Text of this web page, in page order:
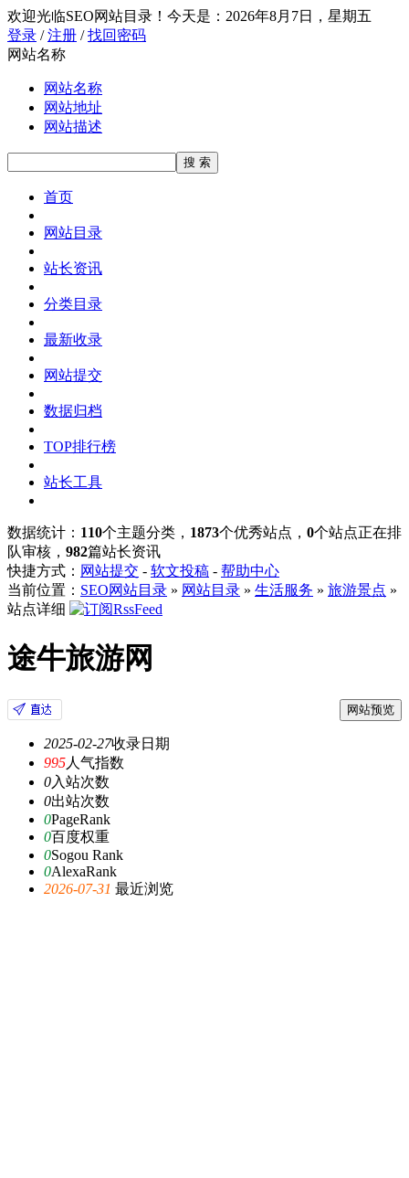
欢迎光临SEO网站目录！ 今天是：2026年8月7日，星期五
登录 /注册 /找回密码
网站名称
网站名称
网站地址
网站描述
首页
网站目录
站长资讯
分类目录
最新收录
网站提交
数据归档
TOP排行榜
站长工具
数据统计： 110个主题分类， 1873个优秀站点， 0个站点正在排
队审核， 982篇站长资讯
快捷方式： 网站提交 - 软文投稿 - 帮助中心
当前位置： SEO网站目录 » 网站目录 » 生活服务 » 旅游景点 »
站点详细
途牛旅游网
网站预览
2025-02-27收录日期
995人气指数
0入站次数
0出站次数
0PageRank
0百度权重
0Sogou Rank
0AlexaRank
2026-07-31 最近浏览